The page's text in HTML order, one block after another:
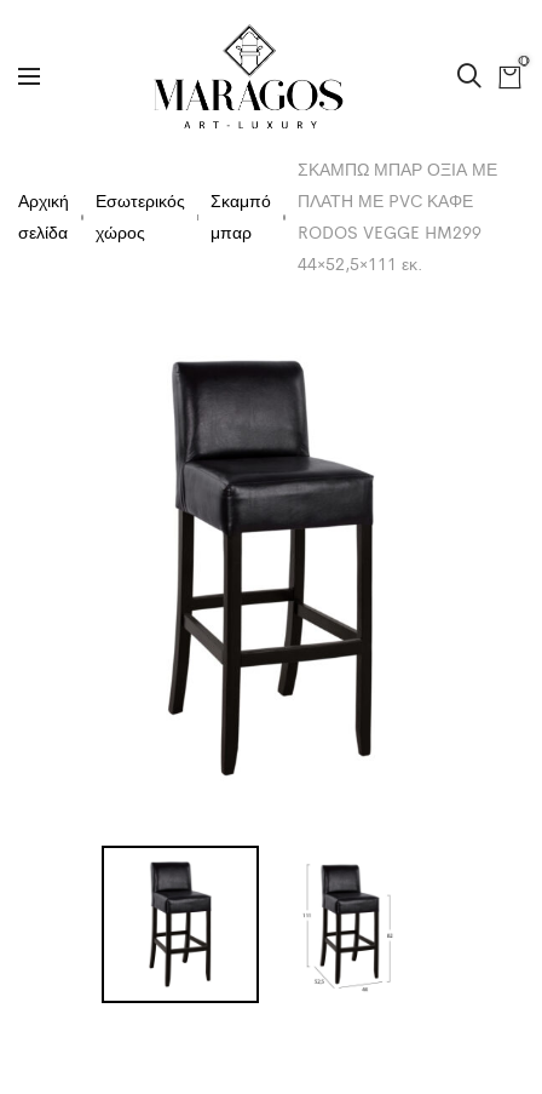
0
Αρχική
σελίδα
Εσωτερικός
χώρος
Σκαμπό
μπαρ
ΣΚΑΜΠΩ ΜΠΑΡ ΟΞΙΑ ΜΕ
ΠΛΑΤΗ ΜΕ PVC ΚΑΦΕ
RODOS VEGGE HM299
44×52,5×111 εκ.